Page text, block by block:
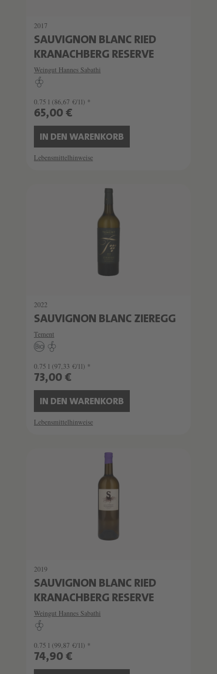
2017
SAUVIGNON BLANC RIED
KRANACHBERG RESERVE
Weingut Hannes Sabathi
0.75 l (86,67 €/1l) *
65,00 €
IN DEN WARENKORB
Lebensmittelhinweise
2022
SAUVIGNON BLANC ZIEREGG
Tement
0.75 l (97,33 €/1l) *
73,00 €
IN DEN WARENKORB
Lebensmittelhinweise
2019
SAUVIGNON BLANC RIED
KRANACHBERG RESERVE
Weingut Hannes Sabathi
0.75 l (99,87 €/1l) *
74,90 €